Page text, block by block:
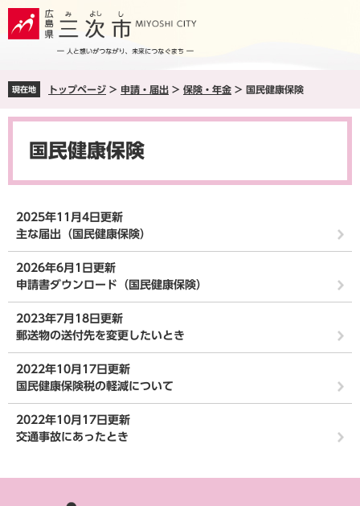
ペ
ジ
メ
ュ
現在地 トップページ > 申請・届出 > 保険・年金 > 国民健康保険
本
国民健康保険
2025年11月4日更新
主な届出（国民健康保険）
2026年6月1日更新
申請書ダウンロード（国民健康保険）
2023年7月18日更新
郵送物の送付先を変更したいとき
2022年10月17日更新
国民健康保険税の軽減について
2022年10月17日更新
交通事故にあったとき